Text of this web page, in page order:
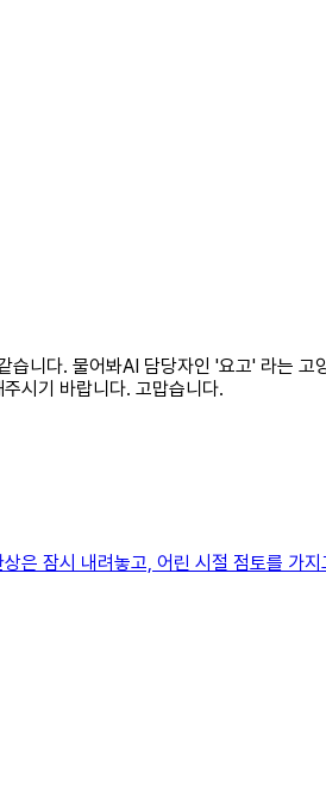
습니다. 물어봐AI 담당자인 '요고' 라는
시기 바랍니다. 고맙습니다.
은 잠시 내려놓고, 어린 시절 점토를 가